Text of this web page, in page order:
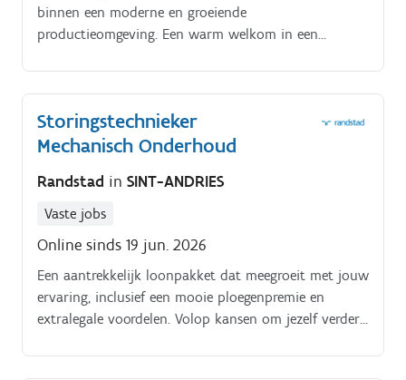
binnen een moderne en groeiende
productieomgeving. Een warm welkom in een
Storingstechnieker
Mechanisch Onderhoud
Randstad in SINT-ANDRIES
Vaste jobs
Online sinds 19 jun. 2026
Een aantrekkelijk loonpakket dat meegroeit met jouw
ervaring, inclusief een mooie ploegenpremie en
extralegale voordelen. Volop kansen om jezelf verder